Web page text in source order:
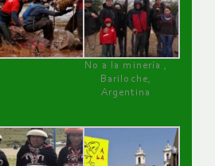
No a la minería ,
Bariloche,
Argentina